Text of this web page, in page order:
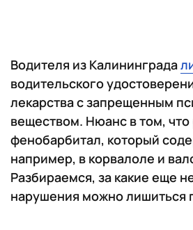
Водителя из Калининграда
водительского
лекарства с запрещенным
веществом. Нюанс в том, что
фенобарбитал, который
например, в корвалоле и
Разбираемся, за какие еще
нарушения можно лишиться